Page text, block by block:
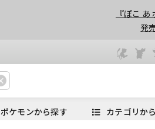
『ぽこ
発
ポケモンから探す カテゴリか